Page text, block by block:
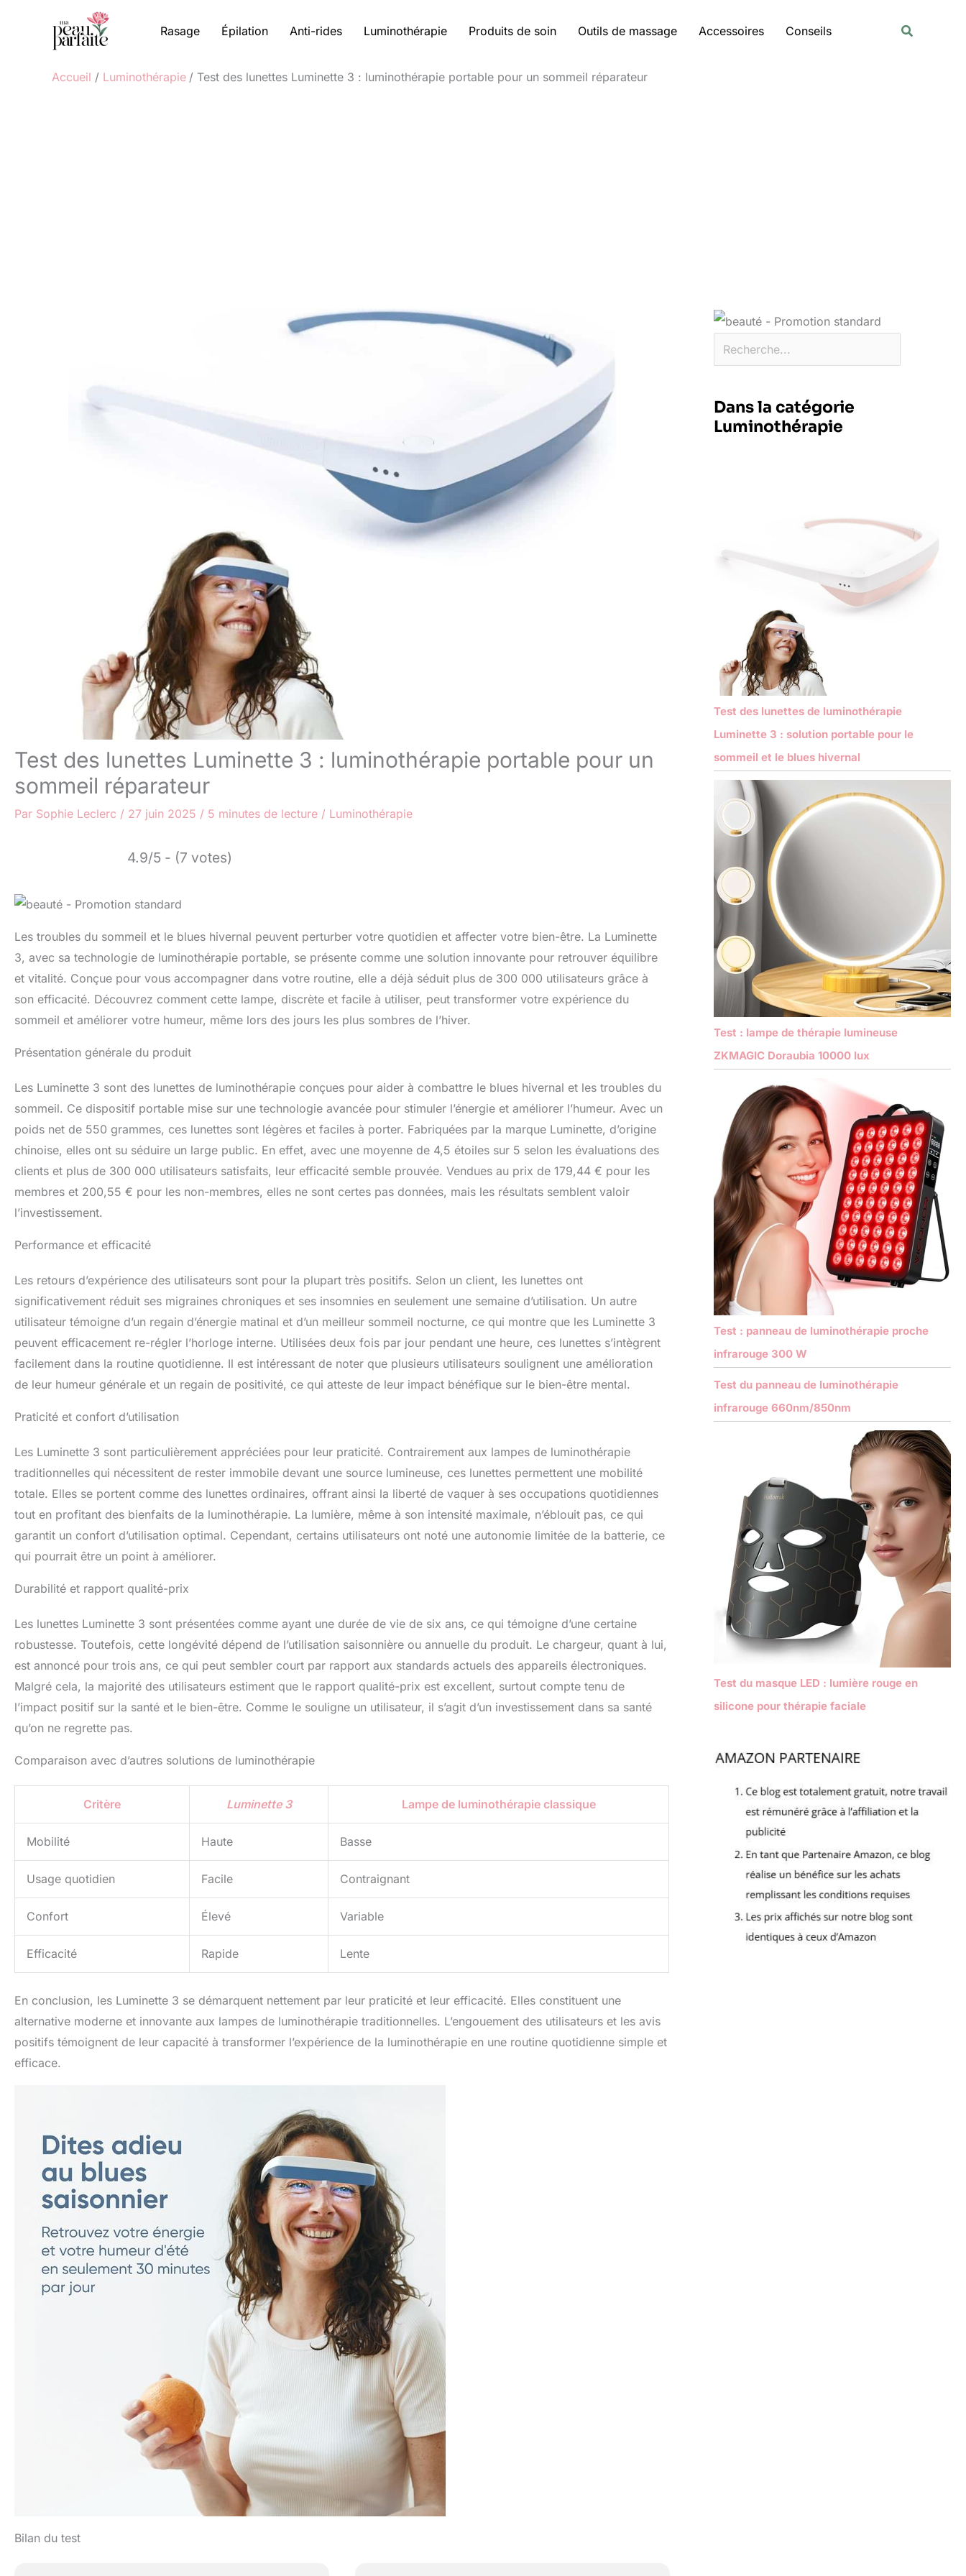
Rasage Épilation Anti-rides Luminothérapie Produits de soin Outils de massage Accessoires Conseils
Accueil Luminothérapie Test des lunettes Luminette 3 : luminothérapie portable pour un sommeil réparateur
Test des lunettes Luminette 3 : luminothérapie portable pour un
sommeil réparateur
Par Sophie Leclerc / 27 juin 2025 / 5 minutes de lecture / Luminothérapie
4.9/5 - (7 votes)
Les troubles du sommeil et le blues hivernal peuvent perturber votre quotidien et affecter votre bien-être. La Luminette
3, avec sa technologie de luminothérapie portable, se présente comme une solution innovante pour retrouver équilibre
et vitalité. Conçue pour vous accompagner dans votre routine, elle a déjà séduit plus de 300 000 utilisateurs grâce à
son efficacité. Découvrez comment cette lampe, discrète et facile à utiliser, peut transformer votre expérience du
sommeil et améliorer votre humeur, même lors des jours les plus sombres de l’hiver.
Présentation générale du produit
Les Luminette 3 sont des lunettes de luminothérapie conçues pour aider à combattre le blues hivernal et les troubles du
sommeil. Ce dispositif portable mise sur une technologie avancée pour stimuler l’énergie et améliorer l’humeur. Avec un
poids net de 550 grammes, ces lunettes sont légères et faciles à porter. Fabriquées par la marque Luminette, d’origine
chinoise, elles ont su séduire un large public. En effet, avec une moyenne de 4,5 étoiles sur 5 selon les évaluations des
clients et plus de 300 000 utilisateurs satisfaits, leur efficacité semble prouvée. Vendues au prix de 179,44 € pour les
membres et 200,55 € pour les non-membres, elles ne sont certes pas données, mais les résultats semblent valoir
l’investissement.
Performance et efficacité
Les retours d’expérience des utilisateurs sont pour la plupart très positifs. Selon un client, les lunettes ont
significativement réduit ses migraines chroniques et ses insomnies en seulement une semaine d’utilisation. Un autre
utilisateur témoigne d’un regain d’énergie matinal et d’un meilleur sommeil nocturne, ce qui montre que les Luminette 3
peuvent efficacement re-régler l’horloge interne. Utilisées deux fois par jour pendant une heure, ces lunettes s’intègrent
facilement dans la routine quotidienne. Il est intéressant de noter que plusieurs utilisateurs soulignent une amélioration
de leur humeur générale et un regain de positivité, ce qui atteste de leur impact bénéfique sur le bien-être mental.
Praticité et confort d’utilisation
Les Luminette 3 sont particulièrement appréciées pour leur praticité. Contrairement aux lampes de luminothérapie
traditionnelles qui nécessitent de rester immobile devant une source lumineuse, ces lunettes permettent une mobilité
totale. Elles se portent comme des lunettes ordinaires, offrant ainsi la liberté de vaquer à ses occupations quotidiennes
tout en profitant des bienfaits de la luminothérapie. La lumière, même à son intensité maximale, n’éblouit pas, ce qui
garantit un confort d’utilisation optimal. Cependant, certains utilisateurs ont noté une autonomie limitée de la batterie, ce
qui pourrait être un point à améliorer.
Durabilité et rapport qualité-prix
Les lunettes Luminette 3 sont présentées comme ayant une durée de vie de six ans, ce qui témoigne d’une certaine
robustesse. Toutefois, cette longévité dépend de l’utilisation saisonnière ou annuelle du produit. Le chargeur, quant à lui,
est annoncé pour trois ans, ce qui peut sembler court par rapport aux standards actuels des appareils électroniques.
Malgré cela, la majorité des utilisateurs estiment que le rapport qualité-prix est excellent, surtout compte tenu de
l’impact positif sur la santé et le bien-être. Comme le souligne un utilisateur, il s’agit d’un investissement dans sa santé
qu’on ne regrette pas.
Comparaison avec d’autres solutions de luminothérapie
Critère Luminette 3 Lampe de luminothérapie classique
Mobilité Haute Basse
Usage quotidien Facile Contraignant
Confort Élevé Variable
Efficacité Rapide Lente
En conclusion, les Luminette 3 se démarquent nettement par leur praticité et leur efficacité. Elles constituent une
alternative moderne et innovante aux lampes de luminothérapie traditionnelles. L’engouement des utilisateurs et les avis
positifs témoignent de leur capacité à transformer l’expérience de la luminothérapie en une routine quotidienne simple et
efficace.
Bilan du test
Dans la catégorie
Luminothérapie
Test des lunettes de luminothérapie
Luminette 3 : solution portable pour le
sommeil et le blues hivernal
Test : lampe de thérapie lumineuse
ZKMAGIC Doraubia 10000 lux
Test : panneau de luminothérapie proche
infrarouge 300 W
Test du panneau de luminothérapie
infrarouge 660nm/850nm
Test du masque LED : lumière rouge en
silicone pour thérapie faciale